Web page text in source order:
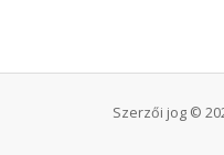
Szerzői jog ©